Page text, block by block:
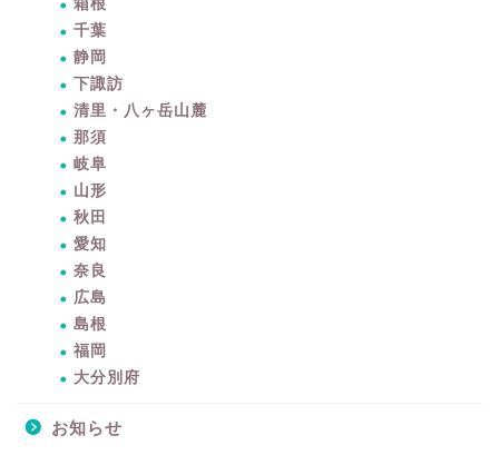
箱根
千葉
静岡
下諏訪
清里・八ヶ岳山麓
那須
岐阜
山形
秋田
愛知
奈良
広島
島根
福岡
大分別府
お知らせ